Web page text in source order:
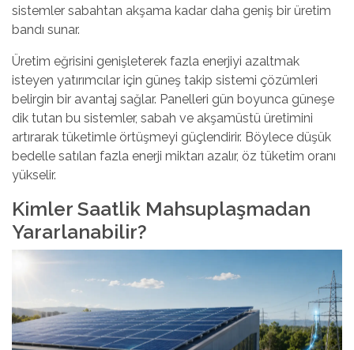
sistemler sabahtan akşama kadar daha geniş bir üretim
bandı sunar.
Üretim eğrisini genişleterek fazla enerjiyi azaltmak
isteyen yatırımcılar için güneş takip sistemi çözümleri
belirgin bir avantaj sağlar. Panelleri gün boyunca güneşe
dik tutan bu sistemler, sabah ve akşamüstü üretimini
artırarak tüketimle örtüşmeyi güçlendirir. Böylece düşük
bedelle satılan fazla enerji miktarı azalır, öz tüketim oranı
yükselir.
Kimler Saatlik Mahsuplaşmadan
Yararlanabilir?